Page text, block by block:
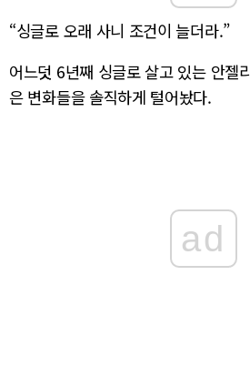
“싱글로 오래 사니 조건이 늘더라.”
어느덧 6년째 싱글로 살고 있는 안젤
은 변화들을 솔직하게 털어놨다.
ad